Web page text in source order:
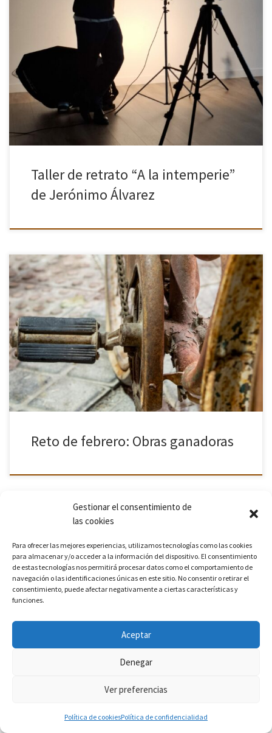
Gestionar el consentimiento de
las cookies
Para ofrecer las mejores experiencias, utilizamos tecnologías como las cookies
para almacenar y/o acceder a la información del dispositivo. El consentimiento
de estas tecnologías nos permitirá procesar datos como el comportamiento de
navegación o las identificaciones únicas en este sitio. No consentir o retirar el
consentimiento, puede afectar negativamente a ciertas características y
funciones.
Aceptar
Denegar
Ver preferencias
Política de cookiesPolítica de confidencialidad
El pasado viernes 20 y sábado 21 de marzo, el reconocido
fotógrafo Jerónimo Álvarez impartió un taller intensivo de retrato
fotográfico dirigido a los miembros de la asociación Cámara en
[…]
Taller de retrato “A la intemperie”
de Jerónimo Álvarez
La filosofía Wabi Sabi tiene su origen en la “Ceremonia del té”,
influenciada por el taoísmo chino y el budismo zen japonés. Esta
ceremonia consistía en que un pequeño grupo […]
Reto de febrero: Obras ganadoras
¿Te apasiona el retrato y quieres capturar miradas auténticas,
gestos espontáneos y emociones reales? Te invitamos a participar
en el taller “Retrato a la intemperie”, una experiencia intensiva de
la […]
Taller «Retrato a la intemperie»